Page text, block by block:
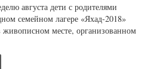
августа дети с родителями
семейном лагере «Яхад-2018»
месте, организованном